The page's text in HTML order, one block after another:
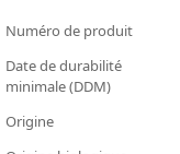
Numéro de produit
Date de durabilité
minimale (DDM)
Origine